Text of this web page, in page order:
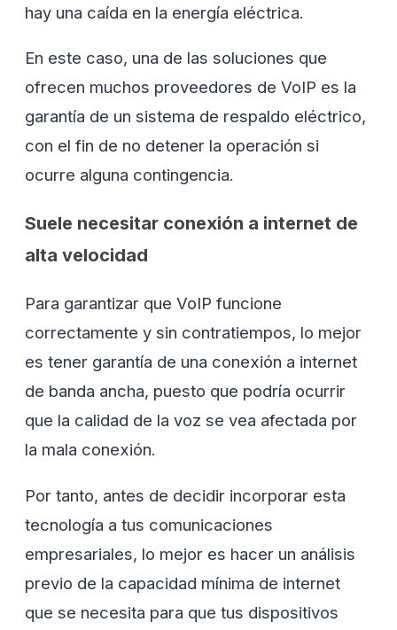
hay una caída en la energía eléctrica.
En este caso, una de las soluciones que
ofrecen muchos proveedores de VoIP es la
garantía de un sistema de respaldo eléctrico,
con el fin de no detener la operación si
ocurre alguna contingencia.
Suele necesitar conexión a internet de
alta velocidad
Para garantizar que VoIP funcione
correctamente y sin contratiempos, lo mejor
es tener garantía de una conexión a internet
de banda ancha, puesto que podría ocurrir
que la calidad de la voz se vea afectada por
la mala conexión.
Por tanto, antes de decidir incorporar esta
tecnología a tus comunicaciones
empresariales, lo mejor es hacer un análisis
previo de la capacidad mínima de internet
que se necesita para que tus dispositivos